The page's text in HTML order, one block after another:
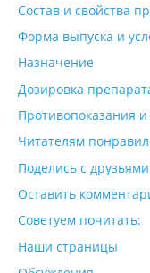
Состав и свойства
Форма выпуска и
Назначение
Дозировка
Противопоказания
Читателям
Поделись с
Оставить
Советуем почитать:
Наши страницы